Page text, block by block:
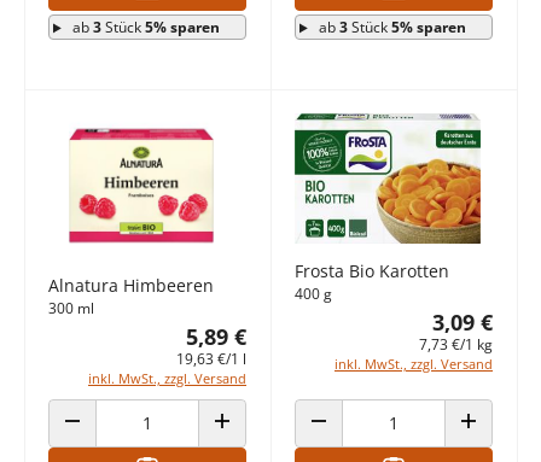
ab3Stück5% sparen ab3Stück5% sparen
Alnatura Himbeeren
300 ml
5,89 €
19,63 €/1 l
inkl. MwSt., zzgl. Versand
ANZAHL VERRINGERN ANZAHL ERHÖHEN
Frosta Bio Karotten
400 g
3,09 €
7,73 €/1 kg
inkl. MwSt., zzgl. Versand
ANZAHL VERRINGERN ANZAHL